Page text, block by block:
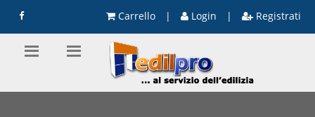
Carrello | Login | Registrati